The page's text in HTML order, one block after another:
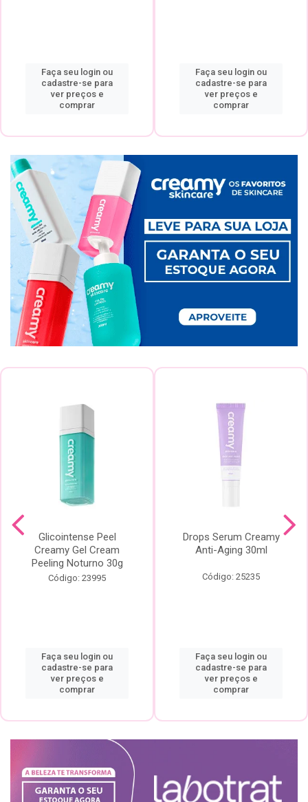
Faça seu login ou
cadastre-se para
ver preços e
comprar
Faça seu login ou
cadastre-se para
ver preços e
comprar
Glicointense Peel
Creamy Gel Cream
Peeling Noturno 30g
Código: 23995
Faça seu login ou
cadastre-se para
ver preços e
comprar
Drops Serum Creamy
Anti-Aging 30ml
Código: 25235
Faça seu login ou
cadastre-se para
ver preços e
comprar